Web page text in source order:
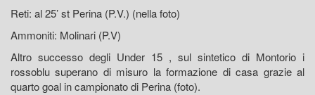
Reti: al 25’ st Perina (P.V.) (nella foto)
Ammoniti: Molinari (P.V)
Altro successo degli Under 15 , sul sintetico di Montorio i
rossoblu superano di misuro la formazione di casa grazie al
quarto goal in campionato di Perina (foto).